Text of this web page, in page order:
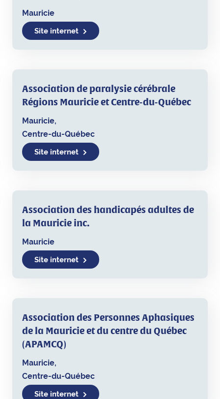
Mauricie
Site internet
Association de paralysie cérébrale
Régions Mauricie et Centre-du-Québec
Mauricie,
Centre-du-Québec
Site internet
Association des handicapés adultes de
la Mauricie inc.
Mauricie
Site internet
Association des Personnes Aphasiques
de la Mauricie et du centre du Québec
(APAMCQ)
Mauricie,
Centre-du-Québec
Site internet